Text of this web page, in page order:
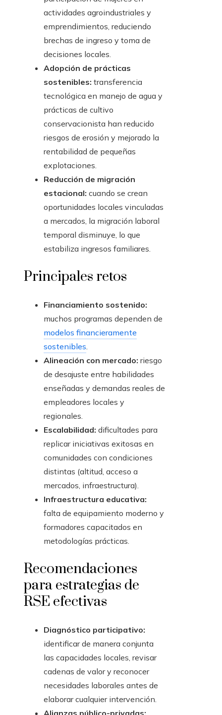
actividades agroindustriales y
emprendimientos, reduciendo
brechas de ingreso y toma de
decisiones locales.
Adopción de prácticas
sostenibles: transferencia
tecnológica en manejo de agua y
prácticas de cultivo
conservacionista han reducido
riesgos de erosión y mejorado la
rentabilidad de pequeñas
explotaciones.
Reducción de migración
estacional: cuando se crean
oportunidades locales vinculadas
a mercados, la migración laboral
temporal disminuye, lo que
estabiliza ingresos familiares.
Principales retos
Financiamiento sostenido:
muchos programas dependen de
modelos financieramente
sostenibles.
Alineación con mercado: riesgo
de desajuste entre habilidades
enseñadas y demandas reales de
empleadores locales y
regionales.
Escalabilidad: dificultades para
replicar iniciativas exitosas en
comunidades con condiciones
distintas (altitud, acceso a
mercados, infraestructura).
Infraestructura educativa:
falta de equipamiento moderno y
formadores capacitados en
metodologías prácticas.
Recomendaciones
para estrategias de
RSE efectivas
Diagnóstico participativo:
identificar de manera conjunta
las capacidades locales, revisar
cadenas de valor y reconocer
necesidades laborales antes de
elaborar cualquier intervención.